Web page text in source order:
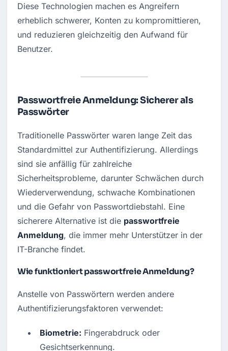
Diese Technologien machen es Angreifern
erheblich schwerer, Konten zu kompromittieren,
und reduzieren gleichzeitig den Aufwand für
Benutzer.
Passwortfreie Anmeldung: Sicherer als
Passwörter
Traditionelle Passwörter waren lange Zeit das
Standardmittel zur Authentifizierung. Allerdings
sind sie anfällig für zahlreiche
Sicherheitsprobleme, darunter Schwächen durch
Wiederverwendung, schwache Kombinationen
und die Gefahr von Passwortdiebstahl. Eine
sicherere Alternative ist die passwortfreie
Anmeldung, die immer mehr Unterstützer in der
IT-Branche findet.
Wie funktioniert passwortfreie Anmeldung?
Anstelle von Passwörtern werden andere
Authentifizierungsfaktoren verwendet:
Biometrie: Fingerabdruck oder
Gesichtserkennung.